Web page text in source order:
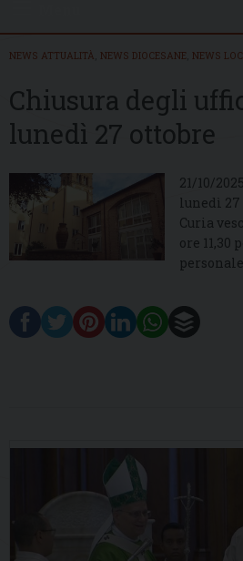
NEWS ATTUALITÀ NEWS DIOCESANE NEWS
Chiusura degli
lunedì 27 ottobre
21/10/
lunedì
Curia
ore 11,30